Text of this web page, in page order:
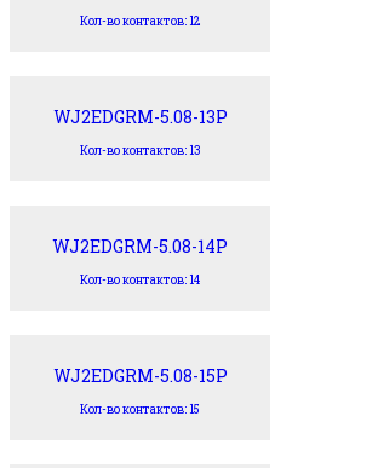
Кол-во контактов: 12
WJ2EDGRM-5.08-13P
Кол-во контактов: 13
WJ2EDGRM-5.08-14P
Кол-во контактов: 14
WJ2EDGRM-5.08-15P
Кол-во контактов: 15